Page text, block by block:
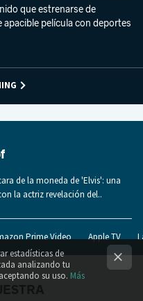
que estrenarse de
película con deportes
de la moneda de 'Elvis': una
la actriz revelación del..
Prime Video Apple TV
estadísticas de
analizando tu
su uso. Más